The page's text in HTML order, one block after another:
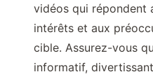
vidéos qui répondent
intérêts et aux
cible. Assurez-vous
informatif,